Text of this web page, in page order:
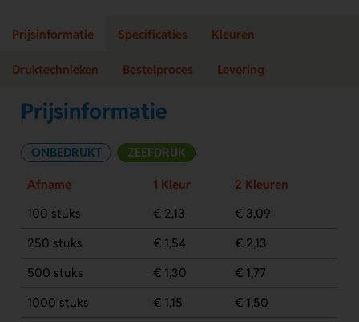
Prijsinformatie Specificaties Kleuren
Druktechnieken Bestelproces Levering
Prijsinformatie
ONBEDRUKT ZEEFDRUK
Afname 1 Kleur
2 Kleuren
100 stuks
€ 2,13
€ 3,09
250 stuks
€ 1,54
€ 2,13
500 stuks
€ 1,30
€ 1,77
1000 stuks
€ 1,15
€ 1,50